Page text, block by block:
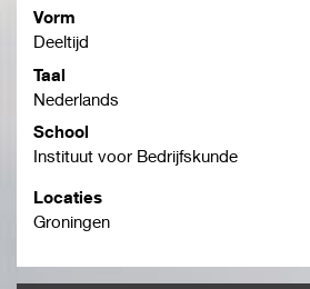
Vorm
Deeltijd
Taal
Nederlands
School
Instituut voor Bedrijfskunde
Locaties
Groningen